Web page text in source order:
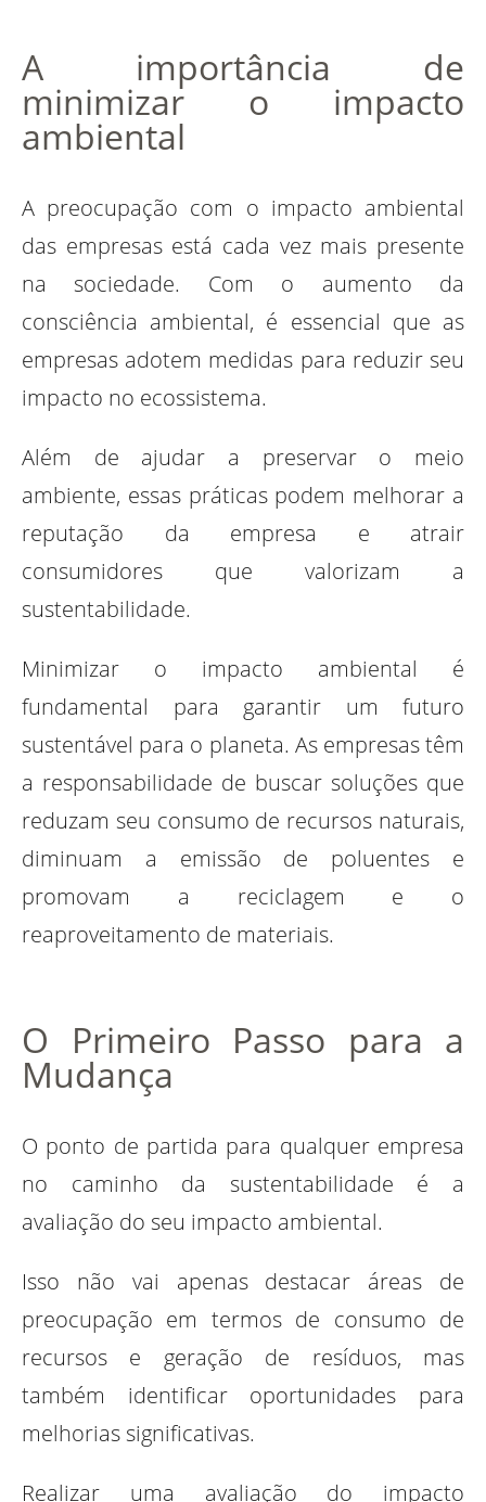
A importância de
minimizar o impacto
ambiental
A preocupação com o impacto ambiental
das empresas está cada vez mais presente
na sociedade. Com o aumento da
consciência ambiental, é essencial que as
empresas adotem medidas para reduzir seu
impacto no ecossistema.
Além de ajudar a preservar o meio
ambiente, essas práticas podem melhorar a
reputação da empresa e atrair
consumidores que valorizam a
sustentabilidade.
Minimizar o impacto ambiental é
fundamental para garantir um futuro
sustentável para o planeta. As empresas têm
a responsabilidade de buscar soluções que
reduzam seu consumo de recursos naturais,
diminuam a emissão de poluentes e
promovam a reciclagem e o
reaproveitamento de materiais.
O Primeiro Passo para a
Mudança
O ponto de partida para qualquer empresa
no caminho da sustentabilidade é a
avaliação do seu impacto ambiental.
Isso não vai apenas destacar áreas de
preocupação em termos de consumo de
recursos e geração de resíduos, mas
também identificar oportunidades para
melhorias significativas.
Realizar uma avaliação do impacto